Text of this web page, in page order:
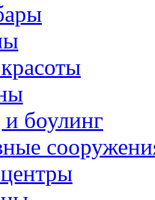
боулинг